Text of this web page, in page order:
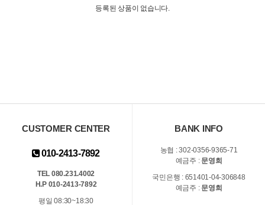
등록된 상품이 없습니다.
CUSTOMER CENTER
010-2413-7892
TEL 080.231.4002
H.P 010-2413-7892
평일 08:30~18:30
BANK INFO
농협 : 302-0356-9365-71
예금주 : 문영희
국민은행 : 651401-04-306848
예금주 : 문영희